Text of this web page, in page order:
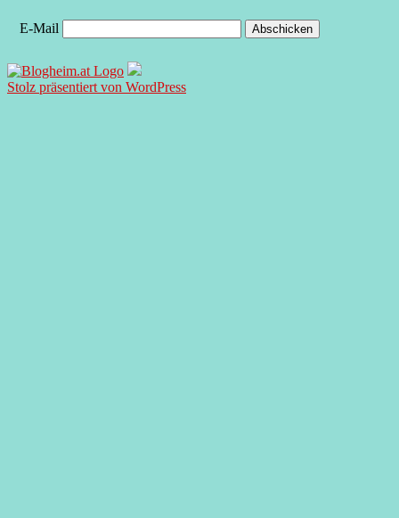
E-Mail
Stolz präsentiert von WordPress